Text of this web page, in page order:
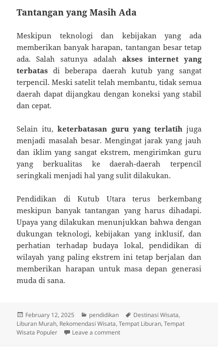
Tantangan yang Masih Ada
Meskipun teknologi dan kebijakan yang ada
memberikan banyak harapan, tantangan besar tetap
ada. Salah satunya adalah akses internet yang
terbatas di beberapa daerah kutub yang sangat
terpencil. Meski satelit telah membantu, tidak semua
daerah dapat dijangkau dengan koneksi yang stabil
dan cepat.
Selain itu,keterbatasan guru yang terlatih juga
menjadi masalah besar. Mengingat jarak yang jauh
dan iklim yang sangat ekstrem, mengirimkan guru
yang berkualitas ke daerah-daerah terpencil
seringkali menjadi hal yang sulit dilakukan.
Pendidikan di Kutub Utara terus berkembang
meskipun banyak tantangan yang harus dihadapi.
Upaya yang dilakukan menunjukkan bahwa dengan
dukungan teknologi, kebijakan yang inklusif, dan
perhatian terhadap budaya lokal, pendidikan di
wilayah yang paling ekstrem ini tetap berjalan dan
memberikan harapan untuk masa depan generasi
muda di sana.
Posted
on
February 12, 2025 Categories
pendidikan Tags
Destinasi Wisata,
Liburan Murah, Rekomendasi Wisata,Tempat Liburan,Tempat
Wisata Populer
Leave a commenton Mendidik di Wilayah Paling